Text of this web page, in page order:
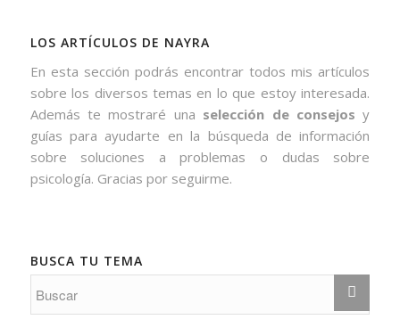
LOS ARTÍCULOS DE NAYRA
En esta sección podrás encontrar todos mis artículos
sobre los diversos temas en lo que estoy interesada.
Además te mostraré una selección de consejos y
guías para ayudarte en la búsqueda de información
sobre soluciones a problemas o dudas sobre
psicología. Gracias por seguirme.
BUSCA TU TEMA